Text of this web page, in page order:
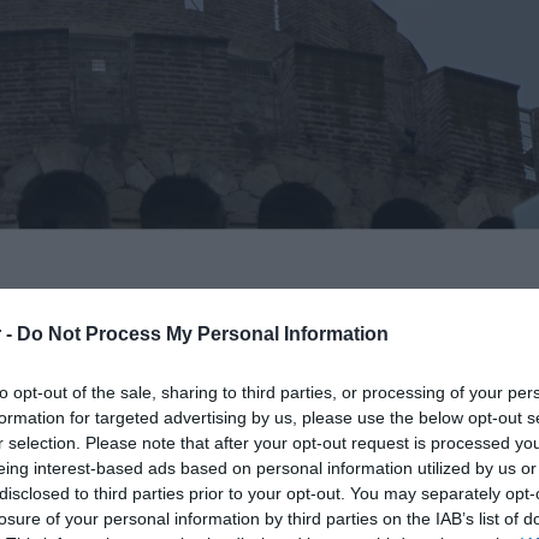
- Do Not Process My Personal Information
opt-out of the sale, sharing to third parties, or processing of your
for targeted advertising by us, please use the below opt-out
selection. Please note that after your opt-out request is processed
interest-based ads based on personal information utilized by us
to third parties prior to your opt-out. You may separately
of your personal information by third parties on the IAB’s list of
ενώ στα δυτικά και τα βόρεια θα
και απογευματινές ώρες.
από δυτικές διευθύνσεις 3 με 5